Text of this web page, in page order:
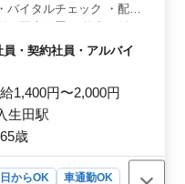
です。ベテランシニア
境が整っています。
たなキャリアを築けま
働きたい方に最適で
バイタルチェック ・配薬
・ベッドメイキング 等
して働きませんか？
・契約社員・アルバイ
1,400円〜2,000円
生田駅
歳
からOK
車通勤OK